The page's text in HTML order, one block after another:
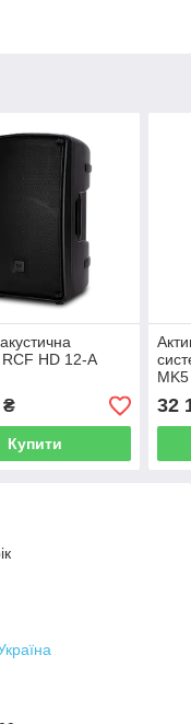
HD 12-A
Купити
MK5
32